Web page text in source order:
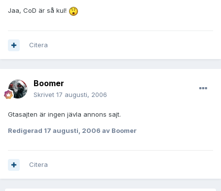
Jaa, CoD är så kul!
Citera
Boomer
Skrivet 17 augusti, 2006
Gtasajten är ingen jävla annons sajt.
Redigerad 17 augusti, 2006 av Boomer
Citera